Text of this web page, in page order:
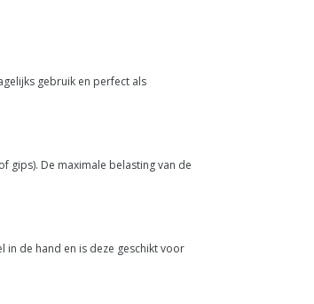
gebruik en perfect als
gips). De maximale belasting van de
de hand en is deze geschikt voor